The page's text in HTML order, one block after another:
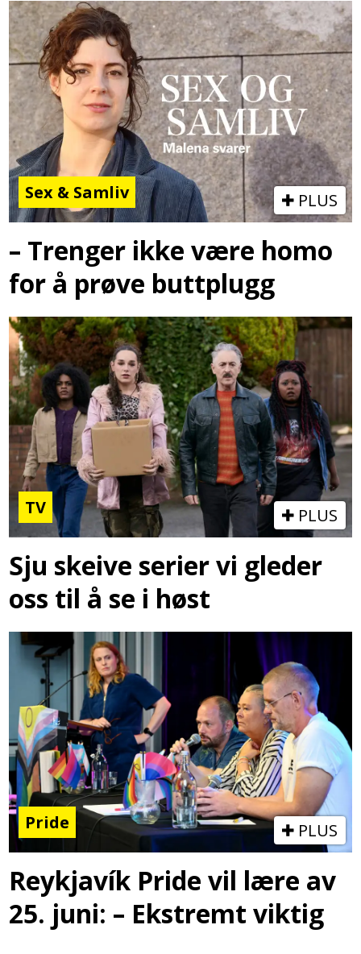
Sex & Samliv PLUS
– Trenger ikke være homo
for å prøve buttplugg
TV PLUS
Sju skeive serier vi gleder
oss til å se i høst
Pride PLUS
Reykjavík Pride vil lære av
25. juni: – Ekstremt viktig